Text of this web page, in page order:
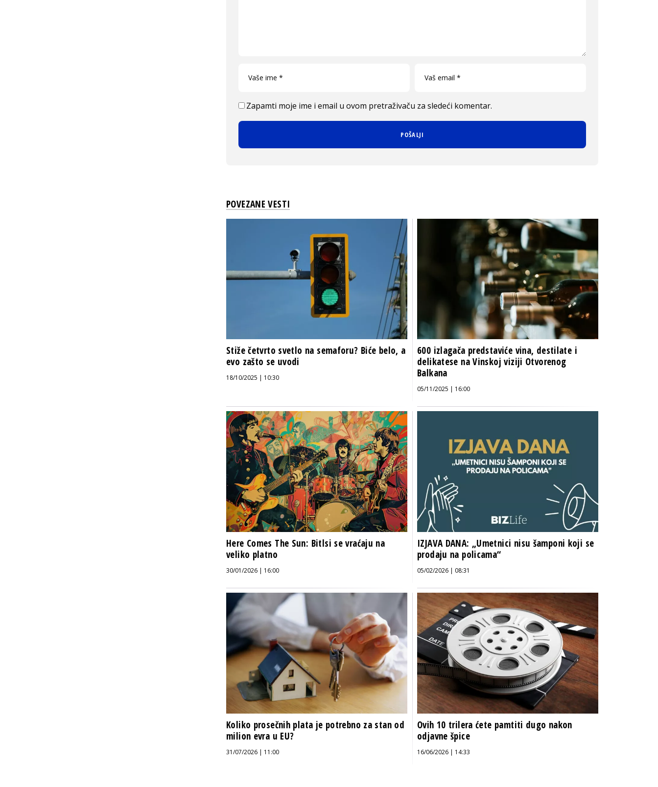
Zapamti moje ime i email u ovom pretraživaču za sledeći komentar.
POVEZANE VESTI
Stiže četvrto svetlo na semaforu? Biće belo, a
evo zašto se uvodi
18/10/2025 | 10:30
600 izlagača predstaviće vina, destilate i
delikatese na Vinskoj viziji Otvorenog
Balkana
05/11/2025 | 16:00
Here Comes The Sun: Bitlsi se vraćaju na
veliko platno
30/01/2026 | 16:00
IZJAVA DANA: „Umetnici nisu šamponi koji se
prodaju na policama“
05/02/2026 | 08:31
Koliko prosečnih plata je potrebno za stan od
milion evra u EU?
31/07/2026 | 11:00
Ovih 10 trilera ćete pamtiti dugo nakon
odjavne špice
16/06/2026 | 14:33